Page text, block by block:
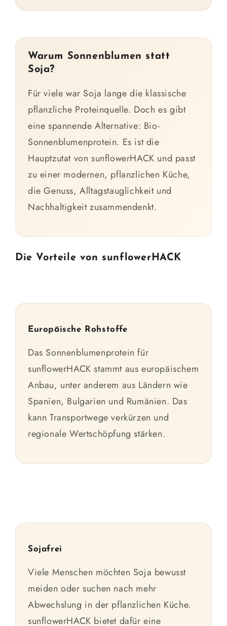
Warum Sonnenblumen statt
Soja?
Für viele war Soja lange die klassische
pflanzliche Proteinquelle. Doch es gibt
eine spannende Alternative: Bio-
Sonnenblumenprotein. Es ist die
Hauptzutat von sunflowerHACK und passt
zu einer modernen, pflanzlichen Küche,
die Genuss, Alltagstauglichkeit und
Nachhaltigkeit zusammendenkt.
Die Vorteile von sunflowerHACK
Europäische Rohstoffe
Das Sonnenblumenprotein für
sunflowerHACK stammt aus europäischem
Anbau, unter anderem aus Ländern wie
Spanien, Bulgarien und Rumänien. Das
kann Transportwege verkürzen und
regionale Wertschöpfung stärken.
Sojafrei
Viele Menschen möchten Soja bewusst
meiden oder suchen nach mehr
Abwechslung in der pflanzlichen Küche.
sunflowerHACK bietet dafür eine